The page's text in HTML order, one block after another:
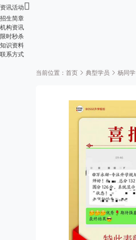
资讯活动
招生简章
机构资讯
限时秒杀
知识资料
联系方式
当前位置： 首页 典型学员 杨同学